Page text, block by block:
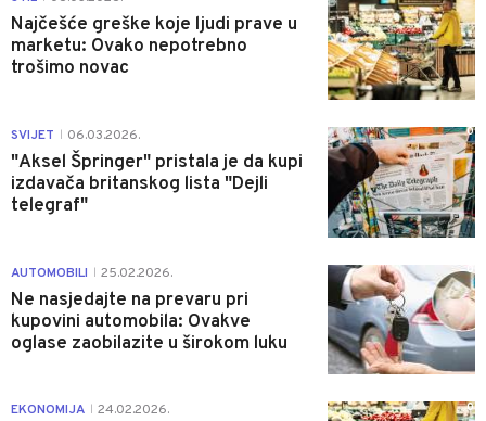
Najčešće greške koje ljudi prave u
marketu: Ovako nepotrebno
trošimo novac
SVIJET 06.03.2026.
"Aksel Špringer" pristala je da kupi
izdavača britanskog lista "Dejli
telegraf"
0
AUTOMOBILI 25.02.2026.
Ne nasjedajte na prevaru pri
kupovini automobila: Ovakve
oglase zaobilazite u širokom luku
0
EKONOMIJA 24.02.2026. 0